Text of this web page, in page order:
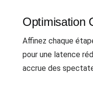
Optimisation
Affinez chaque
pour une latence
accrue des